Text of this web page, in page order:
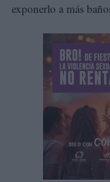
exponerlo a más